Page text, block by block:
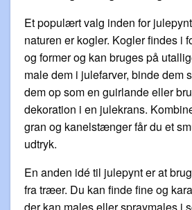
Et populært valg inden for
naturen er kogler. Kogler findes i
og former og kan bruges på
male dem i julefarver, binde dem
dem op som en guirlande eller
dekoration i en julekrans.
gran og kanelstænger får du et
udtryk.
En anden idé til julepynt er at
fra træer. Du kan finde fine og
der kan males eller spraymales i